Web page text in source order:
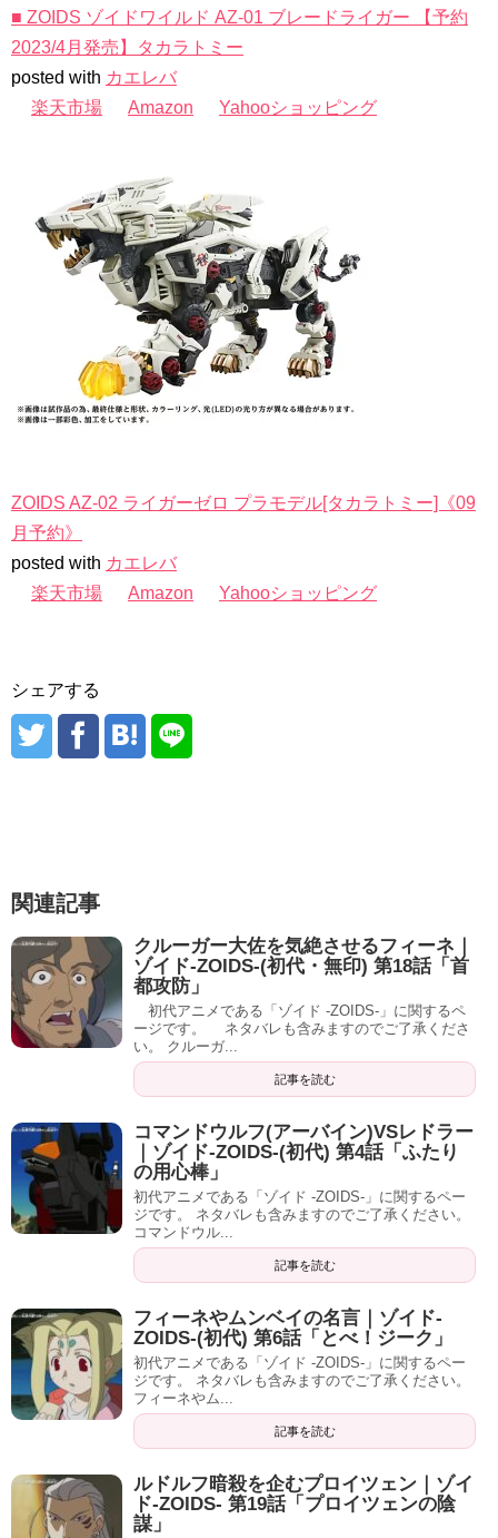
■ ZOIDS ゾイドワイルド AZ-01 ブレードライガー 【予約
2023/4月発売】タカラトミー
posted with カエレバ
楽天市場
Amazon Yahooショッピング
ZOIDS AZ-02 ライガーゼロ プラモデル[タカラトミー]《09
月予約》
posted with カエレバ
楽天市場
Amazon Yahooショッピング
シェアする
関連記事
クルーガー大佐を気絶させるフィーネ｜
ゾイド-ZOIDS-(初代・無印) 第18話「首
都攻防」
初代アニメである「ゾイド -ZOIDS-」に関するペ
ージです。 ネタバレも含みますのでご了承くださ
い。 クルーガ...
記事を読む
コマンドウルフ(アーバイン)VSレドラー
｜ゾイド-ZOIDS-(初代) 第4話「ふたり
の用心棒」
初代アニメである「ゾイド -ZOIDS-」に関するペー
ジです。 ネタバレも含みますのでご了承ください。
コマンドウル...
記事を読む
フィーネやムンベイの名言｜ゾイド-
ZOIDS-(初代) 第6話「とべ！ジーク」
初代アニメである「ゾイド -ZOIDS-」に関するペー
ジです。 ネタバレも含みますのでご了承ください。
フィーネやム...
記事を読む
ルドルフ暗殺を企むプロイツェン｜ゾイ
ド-ZOIDS- 第19話「プロイツェンの陰
謀」